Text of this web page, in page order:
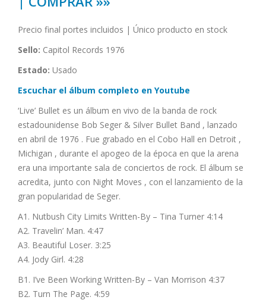
Precio final portes incluidos | Único producto en stock
Sello: Capitol Records 1976
Estado: Usado
Escuchar el álbum completo en Youtube
‘Live’ Bullet es un álbum en vivo de la banda de rock
estadounidense Bob Seger & Silver Bullet Band , lanzado
en abril de 1976 . Fue grabado en el Cobo Hall en Detroit ,
Michigan , durante el apogeo de la época en que la arena
era una importante sala de conciertos de rock. El álbum se
acredita, junto con Night Moves , con el lanzamiento de la
gran popularidad de Seger.
A1. Nutbush City Limits Written-By – Tina Turner 4:14
A2. Travelin’ Man. 4:47
A3. Beautiful Loser. 3:25
A4. Jody Girl. 4:28
B1. I’ve Been Working Written-By – Van Morrison 4:37
B2. Turn The Page. 4:59